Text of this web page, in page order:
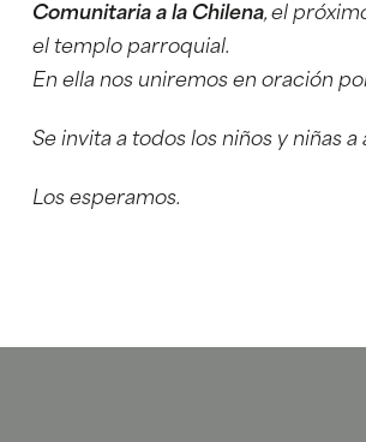
Comunitaria a la Chilena, el
el templo parroquial.
En ella nos uniremos en oración
Se invita a todos los niños y niñas
Los esperamos.